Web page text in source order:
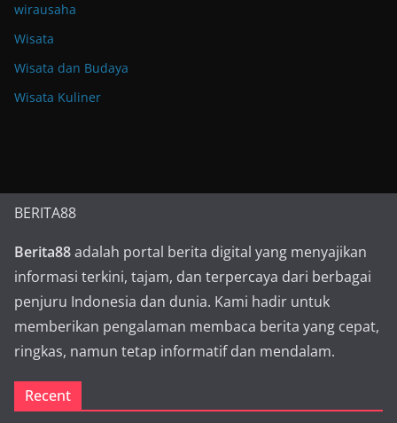
wirausaha
Wisata
Wisata dan Budaya
Wisata Kuliner
BERITA88
Berita88adalah portal berita digital yang menyajikan
informasi terkini, tajam, dan terpercaya dari berbagai
penjuru Indonesia dan dunia. Kami hadir untuk
memberikan pengalaman membaca berita yang cepat,
ringkas, namun tetap informatif dan mendalam.
Recent